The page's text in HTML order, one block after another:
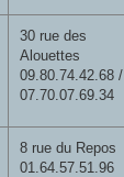
30 rue des
Alouettes
09.80.74.42.68 /
07.70.07.69.34
8 rue du Repos
01.64.57.51.96